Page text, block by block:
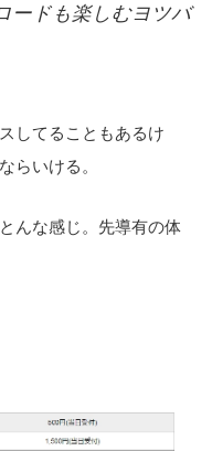
ードも楽しむヨツバ
してることもあるけ
らいける。
んな感じ。先導有の体